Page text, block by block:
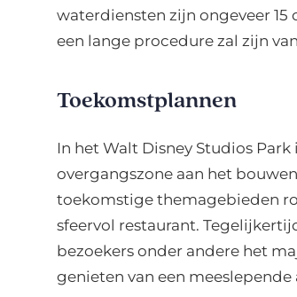
waterdiensten zijn ongeveer
een lange procedure zal zijn
Toekomstplannen
In het Walt Disney Studios
overgangszone aan het
toekomstige themagebieden
sfeervol restaurant.
bezoekers onder andere het
genieten van een